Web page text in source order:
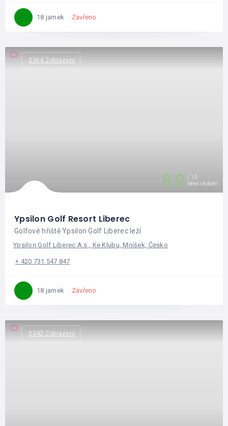
18 jamek Zavřeno
2364 Zobrazení
8.9 10
Velmi dobré!
Ypsilon Golf Resort Liberec
Golfové hřiště Ypsilon Golf Liberec leží
Ypsilon Golf Liberec A.s., Ke Klubu, Mníšek, Česko
+ 420 731 547 847
18 jamek Zavřeno
2342 Zobrazení